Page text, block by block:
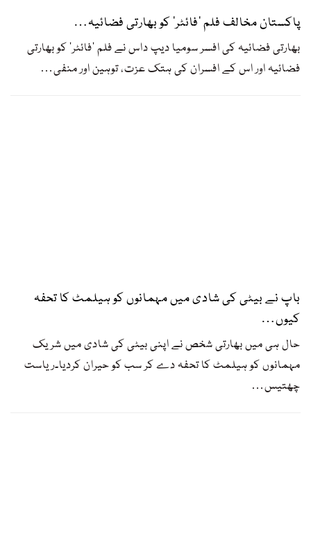
پاکستان مخالف فلم ‘فائٹر’ کو بھارتی فضائیہ…
بھارتی فضائیہ کی افسر سومیا دیپ داس نے فلم ‘فائٹر’ کو بھارتی
فضائیہ اور اس کے افسران کی ہتک عزت، توہین اور منفی…
باپ نے بیٹی کی شادی میں مہمانوں کو ہیلمٹ کا تحفہ
کیوں…
حال ہی میں بھارتی شخص نے اپنی بیٹی کی شادی میں شریک
مہمانوں کو ہیلمٹ کا تحفہ دے کر سب کو حیران کردیا۔ریاست
چھتیس…